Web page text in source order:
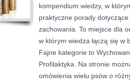
kompendium wiedzy, w
praktyczne porady
zachowania. To miejsce dla
w którym wiedza łączą się w
Fajne kategorie to
Profilaktyka. Na stronie
omówienia wielu psów o